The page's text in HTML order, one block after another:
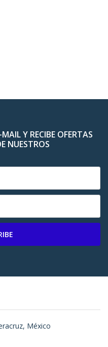
Y RECIBE OFERTAS
NUESTROS
México